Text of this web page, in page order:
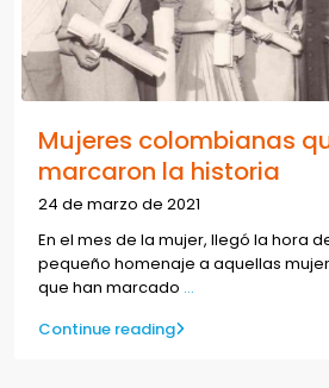
Mujeres colombianas
marcaron la historia
24 de marzo de 2021
En el mes de la mujer, llegó la hora
pequeño homenaje a aquellas
que han marcado ...
Continue reading